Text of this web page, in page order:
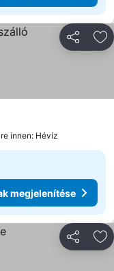
innen: Hévíz
megjelenítése